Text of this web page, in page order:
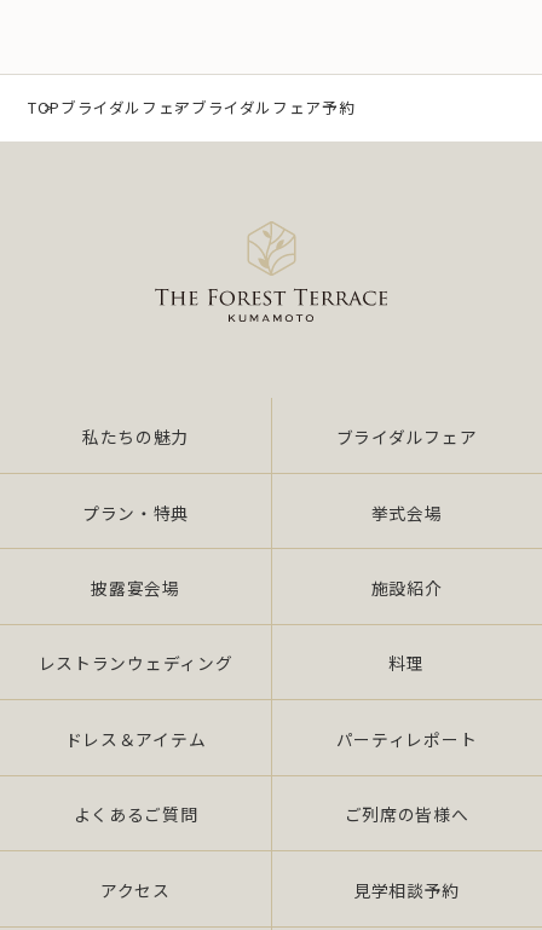
特定するとともに、法で定める場合を除き、その利
用目的の達成に必要な範囲 内において利用いたしま
す。
（1）冠婚葬祭業及び冠婚葬祭の会員募集に関する業
（2）互助会掛金の回収および案内に関する業務
（3）少額短期保険募集代理店としての保険募集およ
また、当社は特定された個人情報の利用目的の達成
に必要な範囲を超えた個人情報の取扱い（目的外利
用）を行いません。
人情報保護マネジメントシステムの要求事項」に準
拠したマネジメン トシステムを遵守し、厳正な管理
の下で行います。
2.個人情報の適切な取扱い
当社は、個人情報の取扱いに関し、JIS Q 15001：
2006 の要求事項、法令「個人情報保護法（平成 17
年 4 月施行）（以下、「法」 という。）」及び社団
法人全日本冠婚葬祭互助協会が定める指針、その他
の規範を遵守いたします。
TOPブライダルフェアブライダルフェア予約
私たちの魅力 ブライダルフェア
プラン・特典 挙式会場
披露宴会場 施設紹介
レストランウェディング 料理
ドレス＆アイテム パーティレポート
よくあるご質問 ご列席の皆様へ
アクセス 見学相談予約